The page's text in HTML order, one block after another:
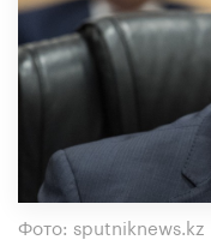
Фото: sputniknews.kz